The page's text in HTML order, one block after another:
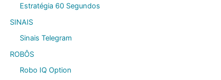
Estratégia 60 Segundos
SINAIS
Sinais Telegram
ROBÔS
Robo IQ Option